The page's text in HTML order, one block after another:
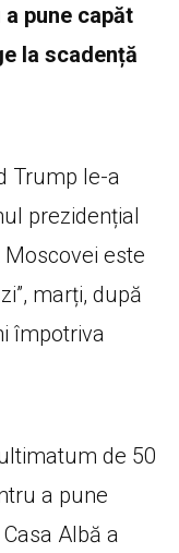
pune capăt
la scadență
Trump le-a
prezidențial
este
marți, după
împotriva
de 50
a pune
Albă a